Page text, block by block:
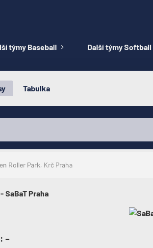
týmy Baseball Další týmy Softball
Tabulka
Roller Park, Krč Praha
SaBaT Praha
–